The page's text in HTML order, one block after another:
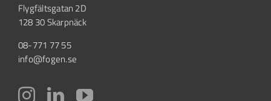
Flygfältsgatan 2D
128 30 Skarpnäck
08-771 77 55
info@fogen.se